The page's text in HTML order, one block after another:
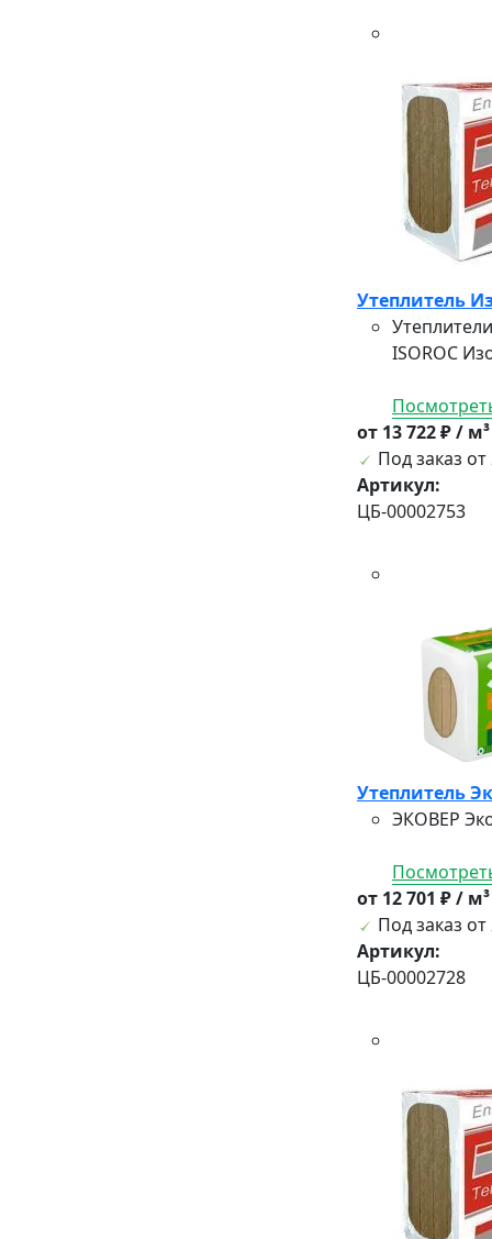
Утеплитель
ISOROC
от 13 722 ₽ /
Под заказ от
Артикул:
ЦБ-00002753
Утеплитель
ЭКОВЕР
от 12 701 ₽ /
Под заказ от
Артикул:
ЦБ-00002728